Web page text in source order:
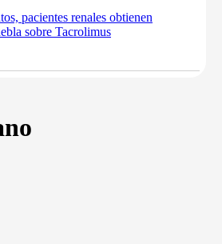
pacientes renales obtienen
sobre Tacrolimus